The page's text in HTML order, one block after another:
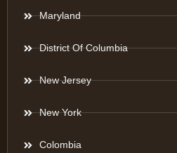
Maryland
District Of Columbia
New Jersey
New York
Colombia